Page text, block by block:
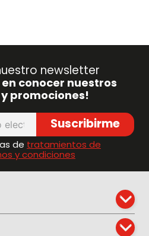
newsletter
en conocer nuestros
promociones!
Suscribirme
de tratamientos de
y condiciones